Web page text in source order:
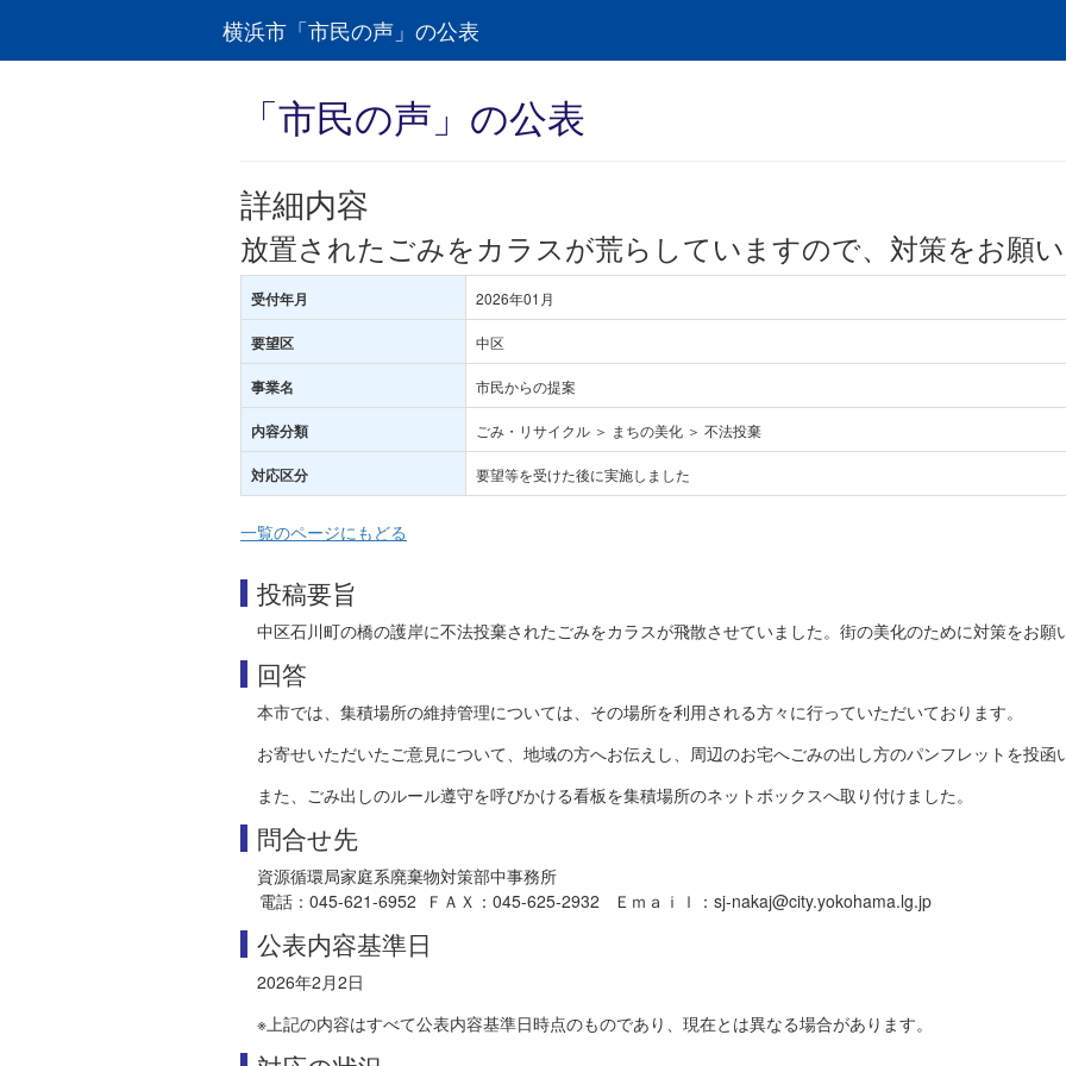
横浜市「市民の声」の公表
「市民の声」の公表
詳細内容
放置されたごみをカラスが荒らしていますので、対策をお願
受付年月 2026年01月
要望区 中区
事業名 市民からの提案
内容分類 ごみ・リサイクル ＞ まちの美化 ＞ 不法投棄
対応区分 要望等を受けた後に実施しました
一覧のページにもどる
投稿要旨
中区石川町の橋の護岸に不法投棄されたごみをカラスが飛散させていました。街の美化のために対策をお願
回答
本市では、集積場所の維持管理については、その場所を利用される方々に行っていただいております。
お寄せいただいたご意見について、地域の方へお伝えし、周辺のお宅へごみの出し方のパンフレットを投函
また、ごみ出しのルール遵守を呼びかける看板を集積場所のネットボックスへ取り付けました。
問合せ先
資源循環局家庭系廃棄物対策部中事務所
電話：045-621-6952 ＦＡＸ：045-625-2932 Ｅｍａｉｌ：sj-nakaj@city.yokohama.lg.jp
公表内容基準日
2026年2月2日
※上記の内容はすべて公表内容基準日時点のものであり、現在とは異なる場合があります。